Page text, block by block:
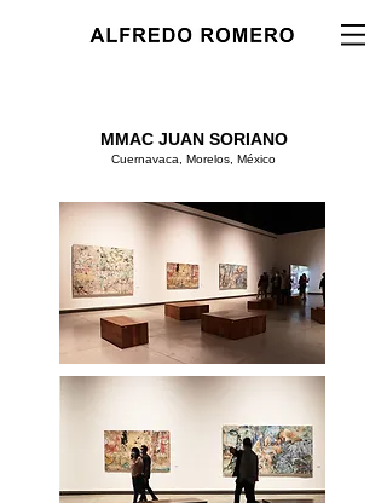
MMAC JUAN SORIANO
Cuernavaca, Morelos, México